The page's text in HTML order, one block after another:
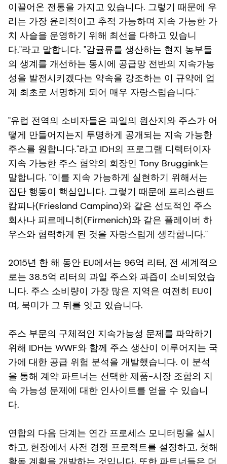
이끌어온 전통을 가지고 있습니다. 그렇기 때문에 우
리는 가장 윤리적이고 추적 가능하며 지속 가능한 가
치 사슬을 운영하기 위해 최선을 다하고 있습니
다."라고 말합니다. "감귤류를 생산하는 현지 농부들
의 생계를 개선하는 동시에 공급망 전반의 지속가능
성을 발전시키겠다는 약속을 강조하는 이 규약에 업
계 최초로 서명하게 되어 매우 자랑스럽습니다."
"유럽 전역의 소비자들은 과일의 원산지와 주스가 어
떻게 만들어지는지 투명하게 공개되는 지속 가능한
주스를 원합니다."라고 IDH의 프로그램 디렉터이자
지속 가능한 주스 협약의 회장인 Tony Bruggink는
말합니다. "이를 지속 가능하게 실현하기 위해서는
집단 행동이 핵심입니다. 그렇기 때문에 프리스랜드
캄피나(Friesland Campina)와 같은 선도적인 주스
회사나 피르메니히(Firmenich)와 같은 플레이버 하
우스와 협력하게 된 것을 자랑스럽게 생각합니다."
2015년 한 해 동안 EU에서는 96억 리터, 전 세계적으
로는 38.5억 리터의 과일 주스와 과즙이 소비되었습
니다. 주스 소비량이 가장 많은 지역은 여전히 EU이
며, 북미가 그 뒤를 잇고 있습니다.
주스 부문의 구체적인 지속가능성 문제를 파악하기
위해 IDH는 WWF와 함께 주스 생산이 이루어지는 국
가에 대한 공급 위험 분석을 개발했습니다. 이 분석
을 통해 계약 파트너는 선택한 제품-시장 조합의 지
속 가능성 문제에 대한 인사이트를 얻을 수 있습니
다.
연합의 다음 단계는 연간 프로세스 모니터링을 실시
하고, 현장에서 사전 경쟁 프로젝트를 설정하고, 첫해
활동 계획을 개발하는 것입니다. 또한 파트너들은 더